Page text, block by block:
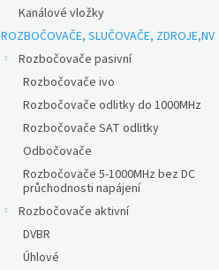
Kanálové vložky
ROZBOČOVAČE, SLUČOVAČE, ZDROJE,NV
Rozbočovače pasivní
Rozbočovače ivo
Rozbočovače odlitky do 1000MHz
Rozbočovače SAT odlitky
Odbočovače
Rozbočovače 5-1000MHz bez DC
průchodnosti napájení
Rozbočovače aktivní
DVBR
Úhlové